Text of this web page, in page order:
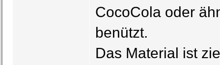
CocoCola oder
benützt.
Das Material ist